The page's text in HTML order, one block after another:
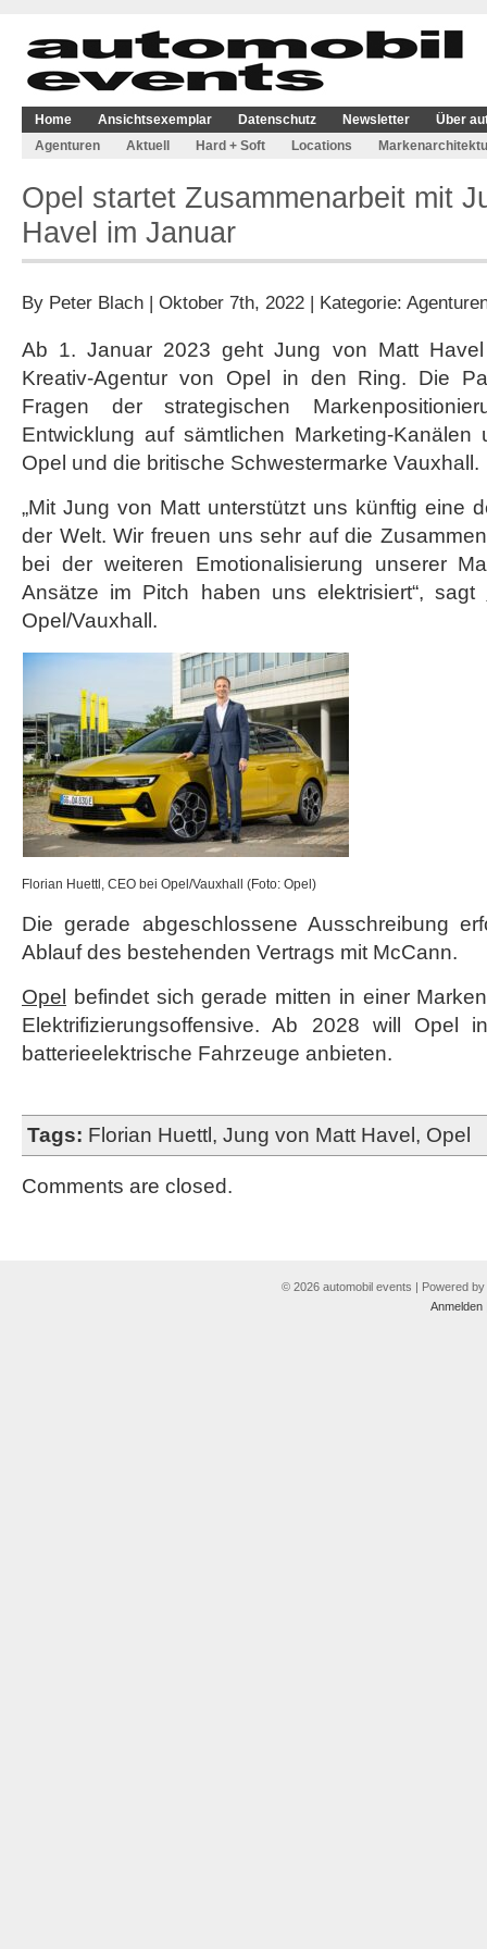
Home Ansichtsexemplar Datenschutz Newsletter
Über
Agenturen
Aktuell Hard + Soft Locations
Opel startet Zusammenarbeit mit
Havel im Januar
By Peter Blach | Oktober 7th, 2022 | Kategorie:
Ab 1. Januar 2023 geht Jung von Matt
Kreativ-Agentur von Opel in den Ring. Die
Fragen der strategischen
Entwicklung auf sämtlichen Marketing-
Opel und die britische Schwestermarke Vauxhall.
„Mit Jung von Matt unterstützt uns künftig eine
der Welt. Wir freuen uns sehr auf die
bei der weiteren Emotionalisierung unserer
Ansätze im Pitch haben uns elektrisiert“, sagt
Opel/Vauxhall.
Florian Huettl, CEO bei Opel/Vauxhall (Foto: Opel)
Die gerade abgeschlossene Ausschreibung
Ablauf des bestehenden Vertrags mit McCann.
Opel
befindet sich gerade mitten in einer
Elektrifizierungsoffensive. Ab 2028 will Opel
batterieelektrische Fahrzeuge anbieten.
Tags: Florian Huettl , Jung von Matt Havel , Opel
Comments are closed.
© 2026 automobil events | Powered by
Anmelden|